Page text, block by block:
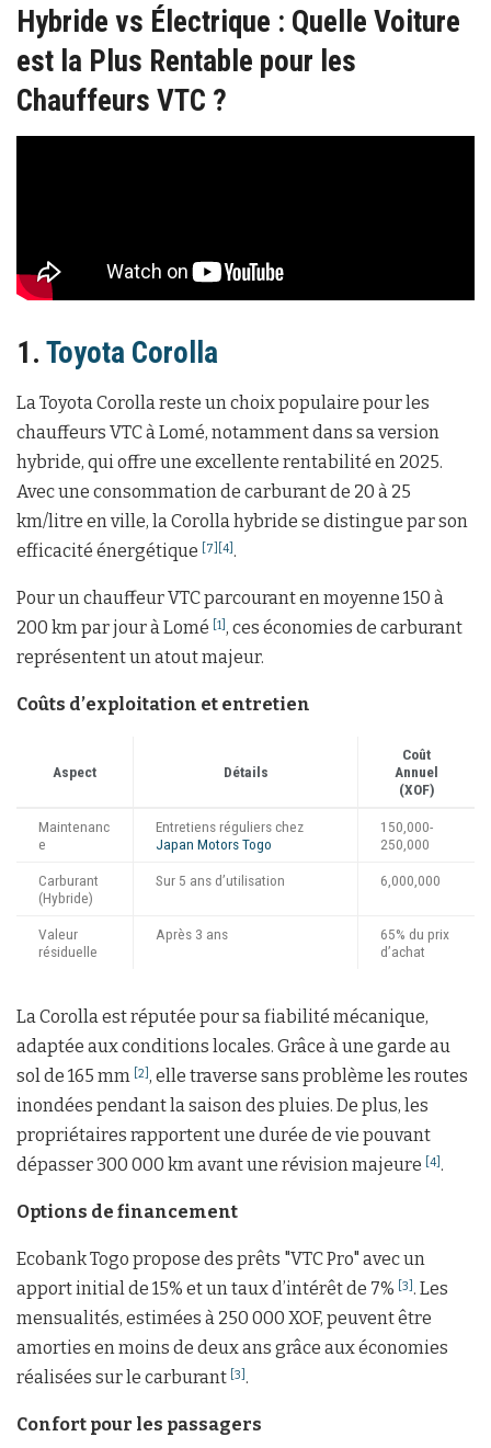
Hybride vs Électrique : Quelle Voiture
est la Plus Rentable pour les
Chauffeurs VTC ?
1. Toyota Corolla
La Toyota Corolla reste un choix populaire pour les
chauffeurs VTC à Lomé, notamment dans sa version
hybride, qui offre une excellente rentabilité en 2025.
Avec une consommation de carburant de 20 à 25
km/litre en ville, la Corolla hybride se distingue par son
efficacité énergétique
[7] [4] .
Pour un chauffeur VTC parcourant en moyenne 150 à
200 km par jour à Lomé
[1] , ces économies de carburant
représentent un atout majeur.
Coûts d’exploitation et entretien
Aspect Détails
Coût
Annuel
(XOF)
Maintenanc
e
Entretiens réguliers chez
Japan Motors Togo
150,000-
250,000
Carburant
(Hybride)
Sur 5 ans d’utilisation 6,000,000
Valeur
résiduelle
Après 3 ans
65% du prix
d’achat
La Corolla est réputée pour sa fiabilité mécanique,
adaptée aux conditions locales. Grâce à une garde au
sol de 165 mm [2] , elle traverse sans problème les routes
inondées pendant la saison des pluies. De plus, les
propriétaires rapportent une durée de vie pouvant
dépasser 300 000 km avant une révision majeure
[4] .
Options de financement
Ecobank Togo propose des prêts "VTC Pro" avec un
apport initial de 15% et un taux d’intérêt de 7%
[3] . Les
mensualités, estimées à 250 000 XOF, peuvent être
amorties en moins de deux ans grâce aux économies
réalisées sur le carburant [3] .
Confort pour les passagers